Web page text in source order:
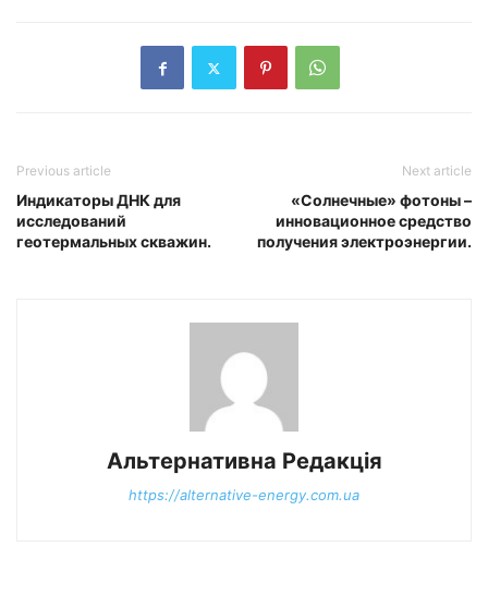
Previous article
Индикаторы ДНК для
исследований
геотермальных скважин.
Next article
«Солнечные» фотоны –
инновационное средство
получения электроэнергии.
Альтернативна Редакція
https://alternative-energy.com.ua